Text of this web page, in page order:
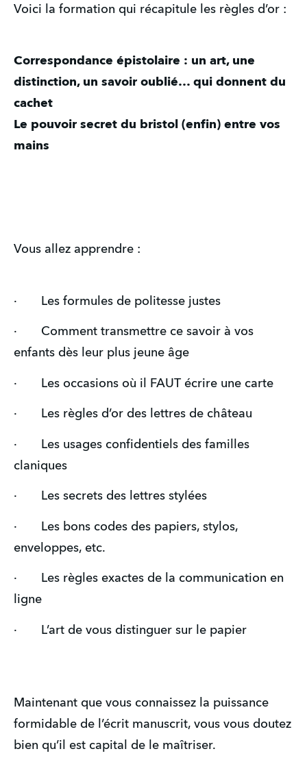
Voici la formation qui récapitule les règles d’or :
Correspondance épistolaire : un art, une
distinction, un savoir oublié… qui donnent du
cachet
Le pouvoir secret du bristol (enfin) entre vos
mains
Vous allez apprendre :
·       Les formules de politesse justes
·       Comment transmettre ce savoir à vos
enfants dès leur plus jeune âge
·       Les occasions où il FAUT écrire une carte
·       Les règles d’or des lettres de château
·       Les usages confidentiels des familles
claniques
·       Les secrets des lettres stylées
·       Les bons codes des papiers, stylos,
enveloppes, etc.
·       Les règles exactes de la communication en
ligne
·       L’art de vous distinguer sur le papier
Maintenant que vous connaissez la puissance
formidable de l’écrit manuscrit, vous vous doutez
bien qu’il est capital de le maîtriser.